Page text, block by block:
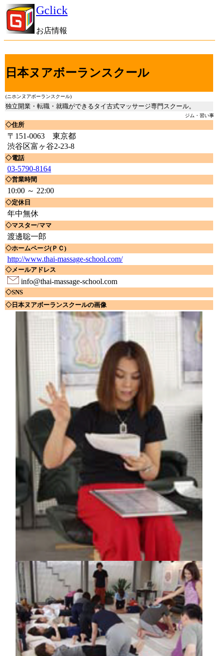
Gclick
お店情報
日本ヌアボーランスクール
(ニホンヌアボーランスクール)
独立開業・転職・就職ができるタイ古式マッサージ専門スクール。
ジム・習い事
◇住所
〒151-0063 東京都
渋谷区富ヶ谷2-23-8
◇電話
03-5790-8164
◇営業時間
10:00 ～ 22:00
◇定休日
年中無休
◇マスター/ママ
渡邊聡一郎
◇ホームページ(ＰＣ)
http://www.thai-massage-school.com/
◇メールアドレス
info@thai-massage-school.com
◇SNS
◇日本ヌアボーランスクールの画像